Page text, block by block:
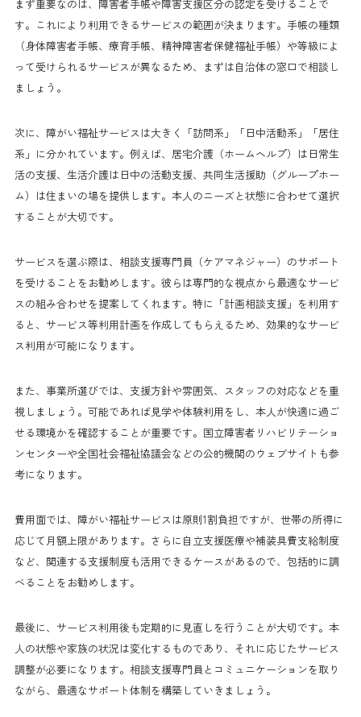
まず重要なのは、障害者手帳や障害支援区分の認定を受けることで
す。これにより利用できるサービスの範囲が決まります。手帳の種類
（身体障害者手帳、療育手帳、精神障害者保健福祉手帳）や等級によ
って受けられるサービスが異なるため、まずは自治体の窓口で相談し
ましょう。
次に、障がい福祉サービスは大きく「訪問系」「日中活動系」「居住
系」に分かれています。例えば、居宅介護（ホームヘルプ）は日常生
活の支援、生活介護は日中の活動支援、共同生活援助（グループホー
ム）は住まいの場を提供します。本人のニーズと状態に合わせて選択
することが大切です。
サービスを選ぶ際は、相談支援専門員（ケアマネジャー）のサポート
を受けることをお勧めします。彼らは専門的な視点から最適なサービ
スの組み合わせを提案してくれます。特に「計画相談支援」を利用す
ると、サービス等利用計画を作成してもらえるため、効果的なサービ
ス利用が可能になります。
また、事業所選びでは、支援方針や雰囲気、スタッフの対応などを重
視しましょう。可能であれば見学や体験利用をし、本人が快適に過ご
せる環境かを確認することが重要です。国立障害者リハビリテーショ
ンセンターや全国社会福祉協議会などの公的機関のウェブサイトも参
考になります。
費用面では、障がい福祉サービスは原則1割負担ですが、世帯の所得に
応じて月額上限があります。さらに自立支援医療や補装具費支給制度
など、関連する支援制度も活用できるケースがあるので、包括的に調
べることをお勧めします。
最後に、サービス利用後も定期的に見直しを行うことが大切です。本
人の状態や家族の状況は変化するものであり、それに応じたサービス
調整が必要になります。相談支援専門員とコミュニケーションを取り
ながら、最適なサポート体制を構築していきましょう。